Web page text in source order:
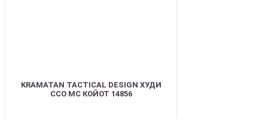
KRAMATAN TACTICAL DESIGN ХУДИ
ССО МС КОЙОТ 14856